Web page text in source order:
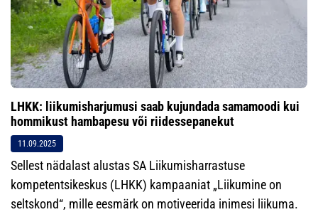
LHKK: liikumisharjumusi saab kujundada samamoodi kui
hommikust hambapesu või riidessepanekut
11.09.2025
Sellest nädalast alustas SA Liikumisharrastuse
kompetentsikeskus (LHKK) kampaaniat „Liikumine on
seltskond“, mille eesmärk on motiveerida inimesi liikuma.